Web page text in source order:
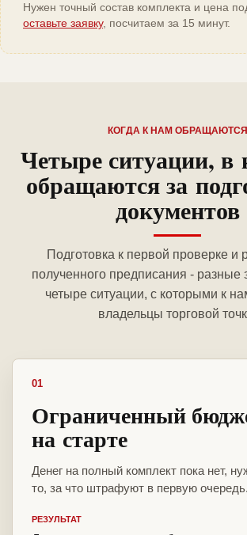
Нужен точный состав комплекта и цена
оставьте заявку, посчитаем за 15 минут.
КОГДА К НАМ ОБРАЩАЮТСЯ
Четыре ситуации, в
обращаются за
документов
Подготовка к первой проверке и
полученного предписания - разные
четыре ситуации, с которыми к
владельцы торговой
01
Ограниченный
на старте
Денег на полный комплект пока нет,
то, за что штрафуют в первую очередь.
РЕЗУЛЬТАТ